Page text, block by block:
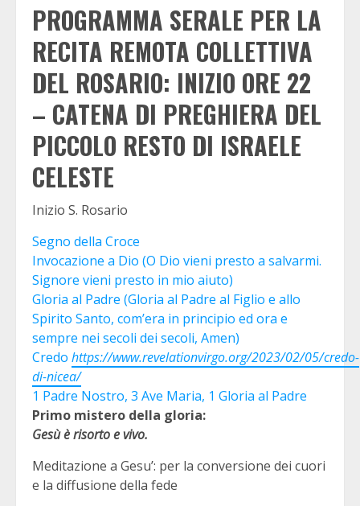
PROGRAMMA SERALE PER LA
RECITA REMOTA COLLETTIVA
DEL ROSARIO: INIZIO ORE 22
– CATENA DI PREGHIERA DEL
PICCOLO RESTO DI ISRAELE
CELESTE
Inizio S. Rosario
Segno della Croce
Invocazione a Dio (O Dio vieni presto a salvarmi.
Signore vieni presto in mio aiuto)
Gloria al Padre (Gloria al Padre al Figlio e allo
Spirito Santo, com’era in principio ed ora e
sempre nei secoli dei secoli, Amen)
Credo https://www.revelationvirgo.org/2023/02/05/credo-
di-nicea/
1 Padre Nostro, 3 Ave Maria, 1 Gloria al Padre
Primo mistero della gloria:
Gesù è risorto e vivo.
Meditazione a Gesu’: per la conversione dei cuori
e la diffusione della fede